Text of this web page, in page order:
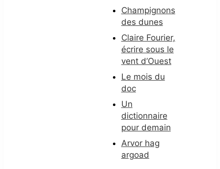
Champignons
des dunes
Claire Fourier,
écrire sous le
vent d’Ouest
Le mois du
doc
Un
dictionnaire
pour demain
Arvor hag
argoad